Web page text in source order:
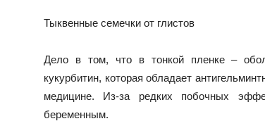
Тыквенные семечки от глистов
Дело в том, что в тонкой пленке –
кукурбитин, которая обладает
медицине. Из-за редких побочных
беременным.